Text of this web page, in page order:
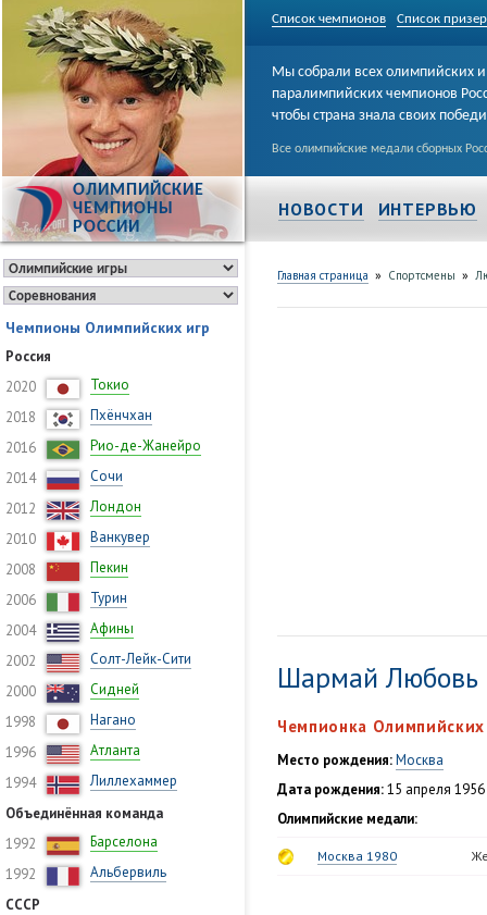
Список чемпионов Список
ОЛИМПИЙСКИЕ
ЧЕМПИОНЫ
РОССИИ
Мы собрали всех олимпийских и
паралимпийских чемпионов
чтобы страна знала своих
Все олимпийские медали сборных
НОВОСТИ ИНТЕРВЬЮ
Чемпионы Олимпийских игр
Россия
2020
Токио
2018
Пхёнчхан
2016
Рио-де-Жанейро
2014
Сочи
2012
Лондон
2010
Ванкувер
2008
Пекин
2006
Турин
2004
Афины
2002
Солт-Лейк-Сити
2000
Сидней
1998
Нагано
1996
Атланта
1994
Лиллехаммер
Объединённая команда
1992
Барселона
1992
Альбервиль
СССР
Главная страница » Спортсмены »
Шармай Любовь
Чемпионка
Место рождения:Москва
Дата рождения:15 апреля
Олимпийские медали:
Москва 1980